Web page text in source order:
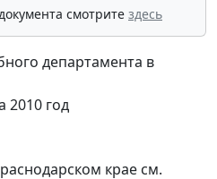
смотрите здесь
департамента в
2010 год
крае см.